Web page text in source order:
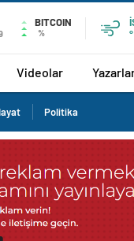
BITCOIN
%
°
Videolar
Politika